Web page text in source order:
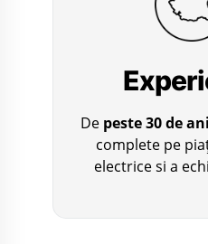
De peste 30 de ani
complete pe
electrice si a